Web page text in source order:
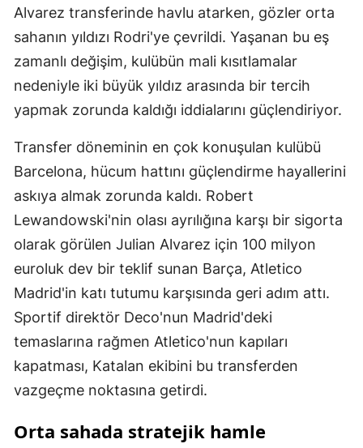
Alvarez transferinde havlu atarken, gözler orta
sahanın yıldızı Rodri'ye çevrildi. Yaşanan bu eş
zamanlı değişim, kulübün mali kısıtlamalar
nedeniyle iki büyük yıldız arasında bir tercih
yapmak zorunda kaldığı iddialarını güçlendiriyor.
Transfer döneminin en çok konuşulan kulübü
Barcelona, hücum hattını güçlendirme hayallerini
askıya almak zorunda kaldı. Robert
Lewandowski'nin olası ayrılığına karşı bir sigorta
olarak görülen Julian Alvarez için 100 milyon
euroluk dev bir teklif sunan Barça, Atletico
Madrid'in katı tutumu karşısında geri adım attı.
Sportif direktör Deco'nun Madrid'deki
temaslarına rağmen Atletico'nun kapıları
kapatması, Katalan ekibini bu transferden
vazgeçme noktasına getirdi.
Orta sahada stratejik hamle